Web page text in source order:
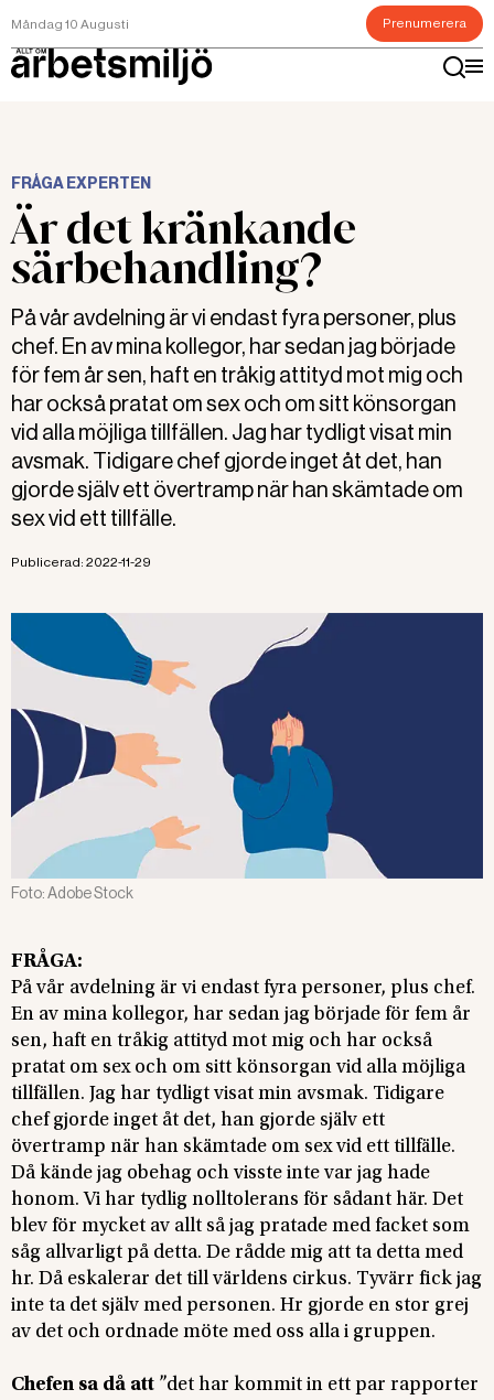
Måndag 10 Augusti Prenumerera
FRÅGA EXPERTEN
Är det kränkande
särbehandling?
På vår avdelning är vi endast fyra personer, plus
chef. En av mina kollegor, har sedan jag började
för fem år sen, haft en tråkig attityd mot mig och
har också pratat om sex och om sitt könsorgan
vid alla möjliga tillfällen. Jag har tydligt visat min
avsmak. Tidigare chef gjorde inget åt det, han
gjorde själv ett övertramp när han skämtade om
sex vid ett tillfälle.
Publicerad: 2022-11-29
Foto:Adobe Stock
FRÅGA:
På vår avdelning är vi endast fyra personer, plus chef.
En av mina kollegor, har sedan jag började för fem år
sen, haft en tråkig attityd mot mig och har också
pratat om sex och om sitt könsorgan vid alla möjliga
tillfällen. Jag har tydligt visat min avsmak. Tidigare
chef gjorde inget åt det, han gjorde själv ett
övertramp när han skämtade om sex vid ett tillfälle.
Då kände jag obehag och visste inte var jag hade
honom. Vi har tydlig nolltolerans för sådant här. Det
blev för mycket av allt så jag pratade med facket som
såg allvarligt på detta. De rådde mig att ta detta med
hr. Då eskalerar det till världens cirkus. Tyvärr fick jag
inte ta det själv med personen. Hr gjorde en stor grej
av det och ordnade möte med oss alla i gruppen.
Chefen sa då att ”det har kommit in ett par rapporter